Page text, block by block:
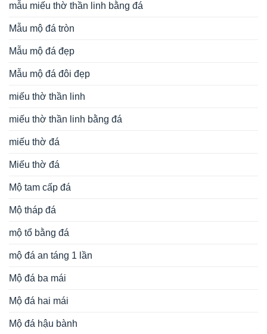
mẫu miếu thờ thần linh bằng đá
Mẫu mộ đá tròn
Mẫu mộ đá đẹp
Mẫu mộ đá đôi đẹp
miếu thờ thần linh
miếu thờ thần linh bằng đá
miếu thờ đá
Miếu thờ đá
Mộ tam cấp đá
Mộ tháp đá
mộ tổ bằng đá
mộ đá an táng 1 lần
Mộ đá ba mái
Mộ đá hai mái
Mộ đá hậu bành